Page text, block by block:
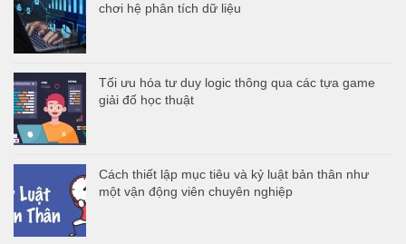
chơi hệ phân tích dữ liệu
Tối ưu hóa tư duy logic thông qua các tựa game
giải đố học thuật
Cách thiết lập mục tiêu và kỷ luật bản thân như
một vận động viên chuyên nghiệp